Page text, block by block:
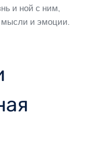
и ной с ним,
мысли и эмоции.